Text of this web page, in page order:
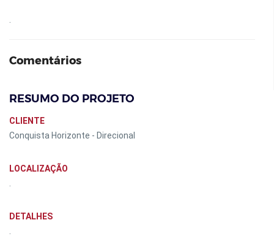
Comentários
RESUMO DO PROJETO
CLIENTE
Conquista Horizonte - Direcional
LOCALIZAÇÃO
DETALHES